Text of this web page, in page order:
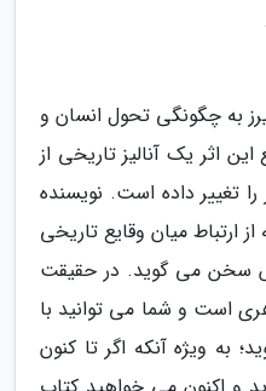
به چگونگی تحول انسان و
اثر یک آنالیز تاریخی از
تغییر داده است. نویسنده
ارتباط میان وقایع تاریخی
سخن می گوید. در حقیقت
است و شما می توانید با
به ویژه آنکه اگر تا کنون